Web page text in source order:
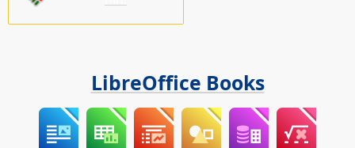
LibreOffice Books